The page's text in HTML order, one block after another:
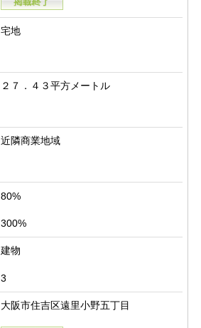
宅地
２７．４３平方メートル
近隣商業地域
80%
300%
建物
3
大阪市住吉区遠里小野五丁目